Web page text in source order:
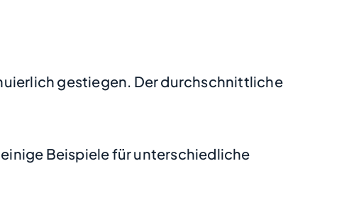
gestiegen. Der durchschnittliche
Beispiele für unterschiedliche